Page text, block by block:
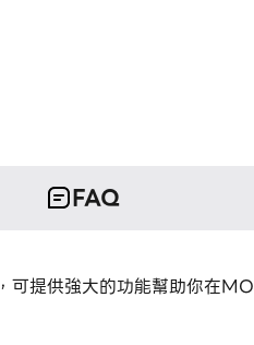
FAQ
提供強大的功能幫助你在